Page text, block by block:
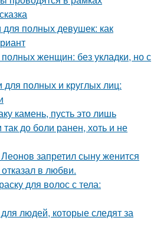
для полных девушек: как
женщин: без укладки, но с
полных и круглых лиц:
камень, пусть это лишь
до боли ранен, хоть и не
запретил сыну женится
в любви.
для волос с тела:
людей, которые следят за